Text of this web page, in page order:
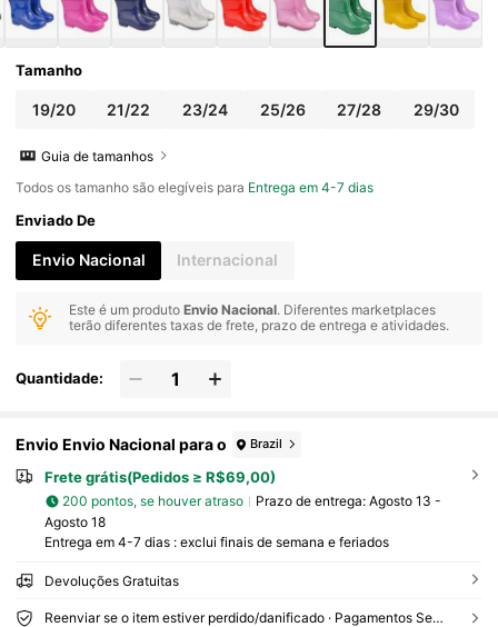
Tamanho
19/20 21/22 23/24 25/26 27/28 29/30
Guia de tamanhos
Todos os tamanho são elegíveis para Entrega em 4-7 dias
Enviado De
Envio Nacional Internacional
Este é um produtoEnvio Nacional. Diferentes marketplaces
terão diferentes taxas de frete, prazo de entrega e atividades.
Quantidade:
Envio Envio Nacional para o Brazil
Frete grátis(Pedidos ≥ R$69,00)
200 pontos, se houver atraso Prazo de entrega: Agosto 13 -
Agosto 18
Entrega em 4-7 dias : exclui finais de semana e feriados
Devoluções Gratuitas
Reenviar se o item estiver perdido/danificado · Pagamentos Seguros · Proteção de privacidade